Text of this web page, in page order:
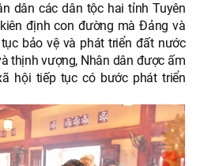
dân các dân tộc hai tỉnh Tuyên
định con đường mà Đảng và
bảo vệ và phát triển đất nước
thịnh vượng, Nhân dân được ấm
hội tiếp tục có bước phát triển